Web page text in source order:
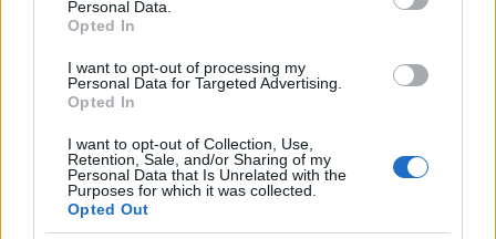
Personal Data.
Opted In
I want to opt-out of processing my
Personal Data for Targeted Advertising.
Opted In
I want to opt-out of Collection, Use,
Retention, Sale, and/or Sharing of my
Personal Data that Is Unrelated with the
Purposes for which it was collected.
Opted Out